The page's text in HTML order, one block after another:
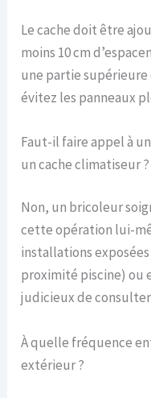
Le cache doit être
moins 10 cm
une partie
évitez les panneaux
Faut-il faire appel à
un cache climatiseur ?
Non, un bricoleur
cette opération lui-
installations
proximité piscine) ou
judicieux de
À quelle fréquence
extérieur ?